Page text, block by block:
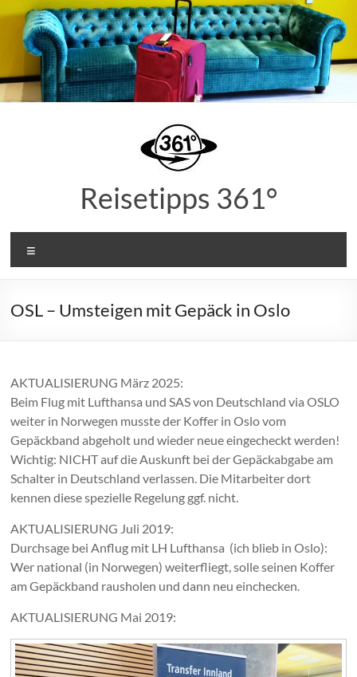
Inhalt
springen
Reisetipps 361°
OSL – Umsteigen mit Gepäck in Oslo
AKTUALISIERUNG März 2025:
Beim Flug mit Lufthansa und SAS von Deutschland via OSLO
weiter in Norwegen musste der Koffer in Oslo vom
Gepäckband abgeholt und wieder neue eingecheckt werden!
Wichtig: NICHT auf die Auskunft bei der Gepäckabgabe am
Schalter in Deutschland verlassen. Die Mitarbeiter dort
kennen diese spezielle Regelung ggf. nicht.
AKTUALISIERUNG Juli 2019:
Durchsage bei Anflug mit LH Lufthansa (ich blieb in Oslo):
Wer national (in Norwegen) weiterfliegt, solle seinen Koffer
am Gepäckband rausholen und dann neu einchecken.
AKTUALISIERUNG Mai 2019: